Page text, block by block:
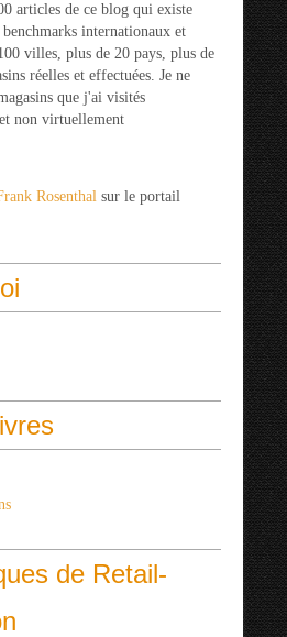
expert en stratégie de commerce
articles de ce blog qui existe
internationaux et
villes, plus de 20 pays, plus de
réelles et effectuées. Je ne
que j'ai visités
non virtuellement
Rosenthal sur le portail
de Retail-